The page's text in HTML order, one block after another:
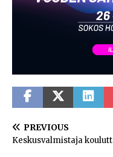
PREVIOUS
Keskusvalmistaja